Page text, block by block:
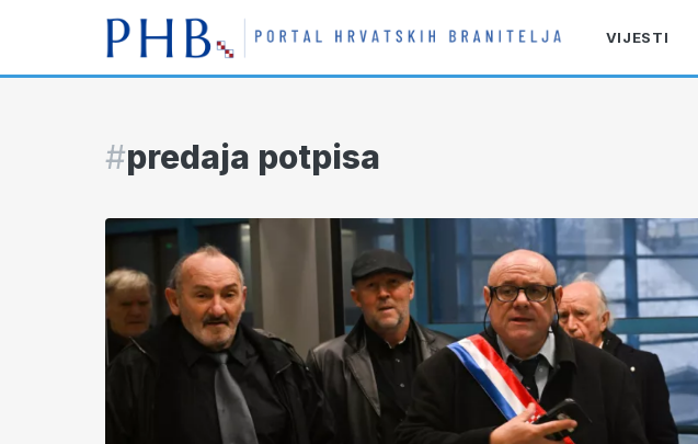
VIJESTI
#predaja potpisa